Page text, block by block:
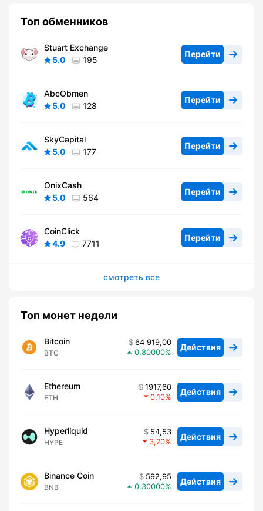
Топ обменников
Stuart Exchange
5.0
195
Перейти
AbcObmen
5.0
128
Перейти
SkyCapital
5.0
177
Перейти
OnixCash
5.0
564
Перейти
CoinClick
4.9
7711
Перейти
смотреть все
Топ монет недели
Bitcoin
BTC
64 919,00
0,80000
Действия
Ethereum
ETH
1917,60
0,10
Действия
Hyperliquid
HYPE
54,53
3,70
Действия
Binance Coin
BNB
592,95
0,30000
Действия